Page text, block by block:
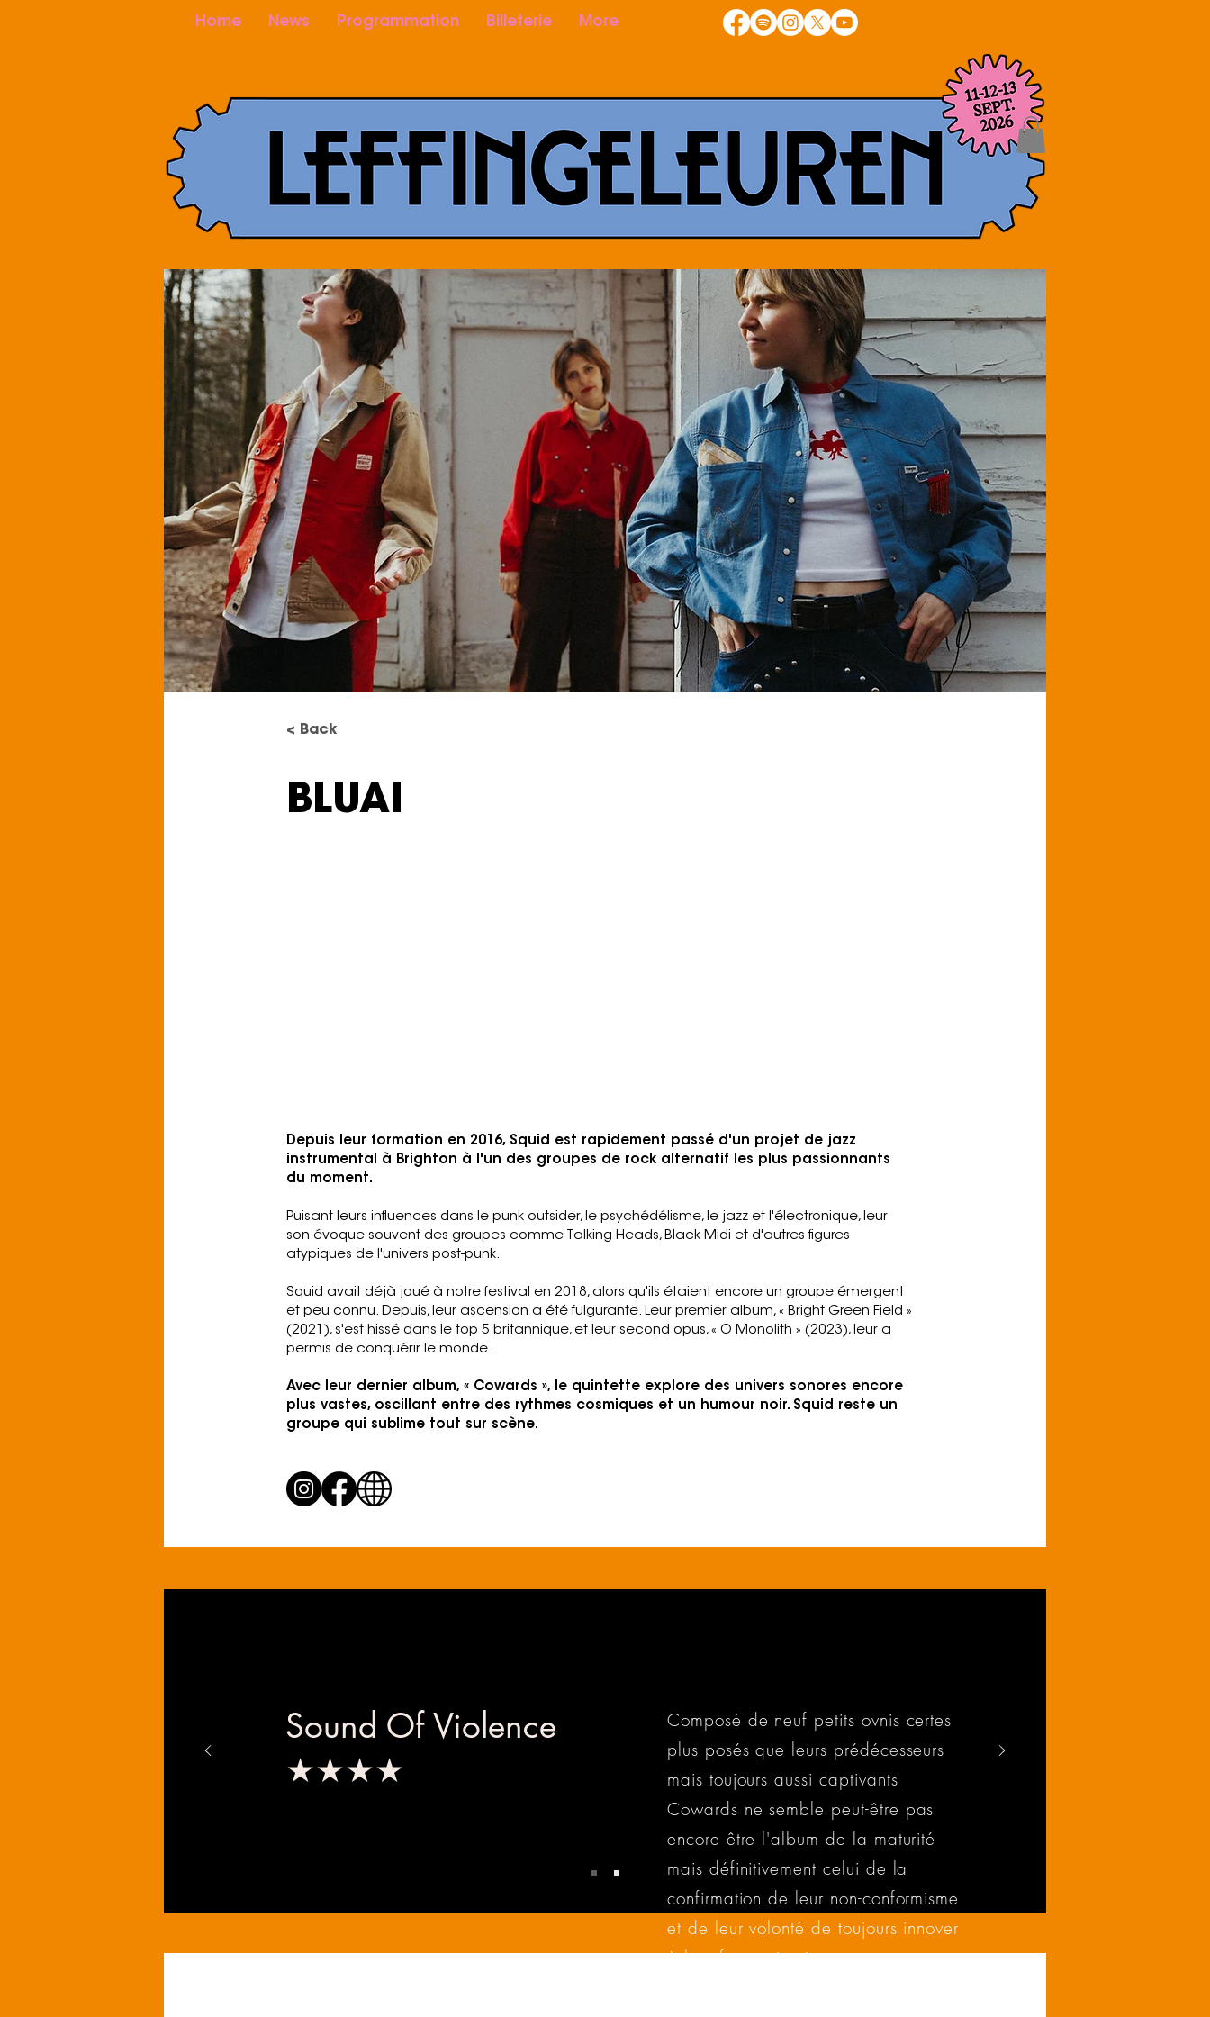
Home News Programmation Billeterie More
< Back
BLUAI
Depuis leur formation en 2016, Squid est rapidement passé d'un projet de jazz
instrumental à Brighton à l'un des groupes de rock alternatif les plus passionnants
du moment.
Puisant leurs influences dans le punk outsider, le psychédélisme, le jazz et l'électronique, leur
son évoque souvent des groupes comme Talking Heads, Black Midi et d'autres figures
atypiques de l'univers post-punk.
Squid avait déjà joué à notre festival en 2018, alors qu'ils étaient encore un groupe émergent
et peu connu. Depuis, leur ascension a été fulgurante. Leur premier album, « Bright Green Field »
(2021), s'est hissé dans le top 5 britannique, et leur second opus, « O Monolith » (2023), leur a
permis de conquérir le monde.
Avec leur dernier album, « Cowards », le quintette explore des univers sonores encore
plus vastes, oscillant entre des rythmes cosmiques et un humour noir. Squid reste un
groupe qui sublime tout sur scène.
Sound Of Violence
★★★★
Composé de neuf petits ovnis certes
plus posés que leurs prédécesseurs
mais toujours aussi captivants
Cowards ne semble peut-être pas
encore être l'album de la maturité
mais définitivement celui de la
confirmation de leur non-conformisme
et de leur volonté de toujours innover
à leur façon si unique.